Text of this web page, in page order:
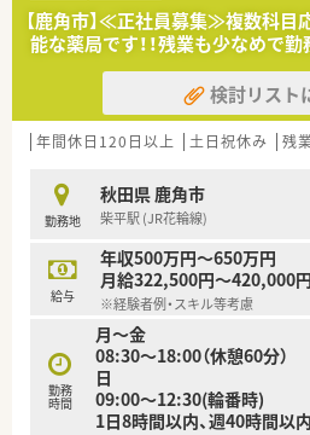
■主に近隣のクリニックから小
おり、1日あたりの平均枚数は約
■小児科と内科という幅広い年齢
主要科目の調剤スキルをバランス
【求人情報について】
■正社員として勤務していただく
■想定年収は500万円から600万
までの経験や年齢等を考慮して金
■会社の業績に応じた年1回の昇
（6月と12月）の賞与支給制度も
【想定される業務内容】
■処方箋の内容を正しく読み解き
な調剤業務をメインに担当してい
■患者様にお渡しするお薬に間違
する、重要な監査業務を細心の注
■お薬の正しい飲み方や効果を分
行い、患者様の安心をサポートし
【鹿角市】≪正社員募集≫複数科目
能な薬局です！！残業も少なめで
検討リスト
年間休日120日以上 土日祝休み 残
勤務地
秋田県 鹿角市
柴平駅 (JR花輪線)
給与
年収500万円～650万円
月給322,500円～420,000円
※経験者例・スキル等考慮
勤務
時間
月～金
08:30～18:00（休憩60分）
日
09:00～12:30(輪番時)
1日8時間以内、週40時間以